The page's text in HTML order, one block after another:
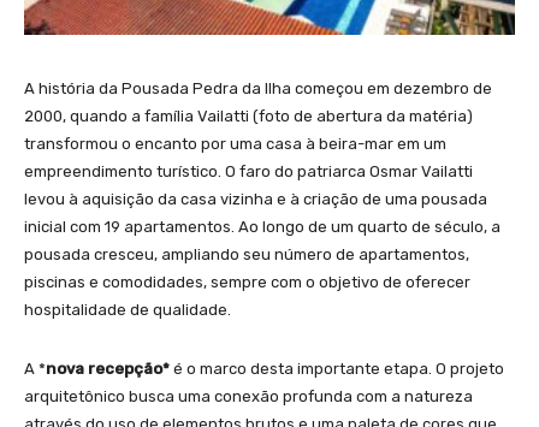
A história da Pousada Pedra da Ilha começou em dezembro de
2000, quando a família Vailatti (foto de abertura da matéria)
transformou o encanto por uma casa à beira-mar em um
empreendimento turístico. O faro do patriarca Osmar Vailatti
levou à aquisição da casa vizinha e à criação de uma pousada
inicial com 19 apartamentos. Ao longo de um quarto de século, a
pousada cresceu, ampliando seu número de apartamentos,
piscinas e comodidades, sempre com o objetivo de oferecer
hospitalidade de qualidade.
A *nova recepção* é o marco desta importante etapa. O projeto
arquitetônico busca uma conexão profunda com a natureza